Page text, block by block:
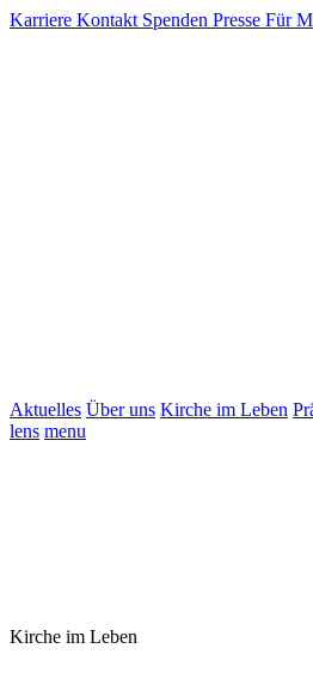
Karriere Kontakt Spenden Presse Für
Aktuelles Über uns Kirche im Leben
lens menu
Kirche im Leben